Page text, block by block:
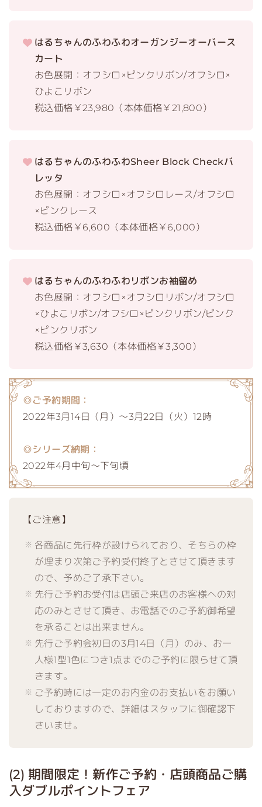
はるちゃんのふわふわオーガンジーオーバース
カート
お色展開：オフシロ×ピンクリボン/オフシロ×
ひよこリボン
税込価格￥23,980（本体価格￥21,800）
はるちゃんのふわふわSheer Block Checkバ
レッタ
お色展開：オフシロ×オフシロレース/オフシロ
×ピンクレース
税込価格￥6,600（本体価格￥6,000）
はるちゃんのふわふわリボンお袖留め
お色展開：オフシロ×オフシロリボン/オフシロ
×ひよこリボン/オフシロ×ピンクリボン/ピンク
×ピンクリボン
税込価格￥3,630（本体価格￥3,300）
◎ご予約期間：
2022年3月14日（月）～3月22日（火）12時
◎シリーズ納期：
2022年4月中旬～下旬頃
【ご注意】
各商品に先行枠が設けられており、そちらの枠
が埋まり次第ご予約受付終了とさせて頂きます
ので、予めご了承下さい。
先行ご予約お受付は店頭ご来店のお客様への対
応のみとさせて頂き、お電話でのご予約御希望
を承ることは出来ません。
先行ご予約会初日の3月14日（月）のみ、お一
人様1型1色につき1点までのご予約に限らせて頂
きます。
ご予約時には一定のお内金のお支払いをお願い
しておりますので、詳細はスタッフに御確認下
さいませ。
(2) 期間限定！新作ご予約・店頭商品ご購
入ダブルポイントフェア